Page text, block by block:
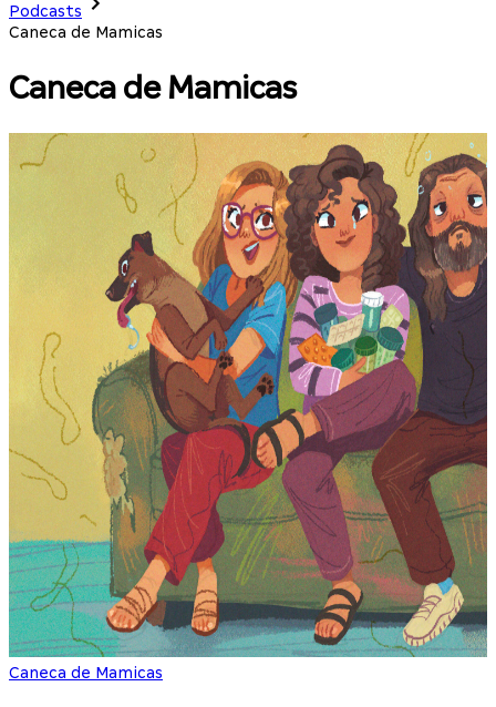
Podcasts
Caneca de Mamicas
Caneca de Mamicas
Caneca de Mamicas